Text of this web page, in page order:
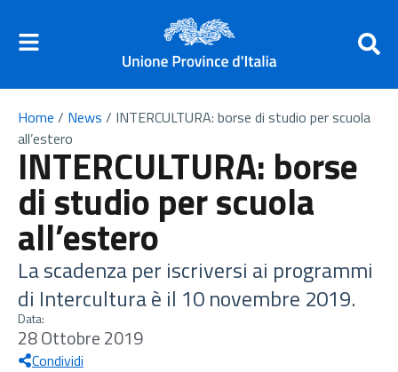
Home / News / INTERCULTURA: borse di studio per scuola
all’estero
INTERCULTURA: borse
di studio per scuola
all’estero
La scadenza per iscriversi ai programmi
di Intercultura è il 10 novembre 2019.
Data:
28 Ottobre 2019
Condividi